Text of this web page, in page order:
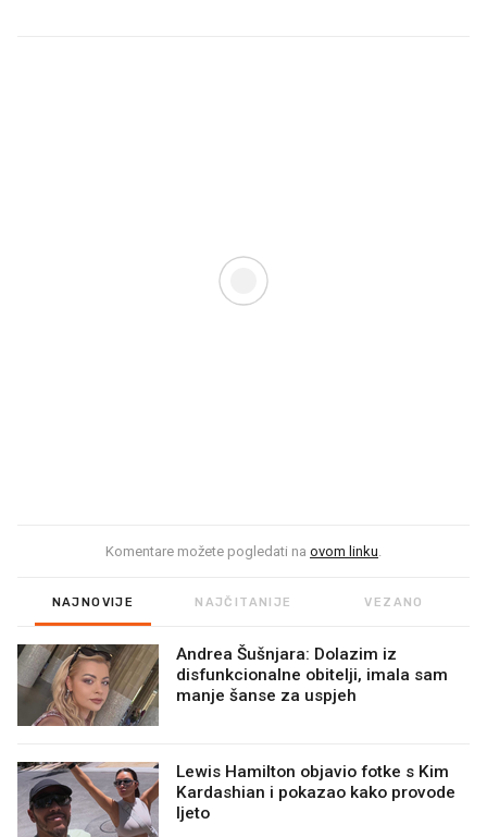
Komentare možete pogledati na ovom linku.
NAJNOVIJE NAJČITANIJE VEZANO
Andrea Šušnjara: Dolazim iz
disfunkcionalne obitelji, imala sam
manje šanse za uspjeh
Lewis Hamilton objavio fotke s Kim
Kardashian i pokazao kako provode
ljeto